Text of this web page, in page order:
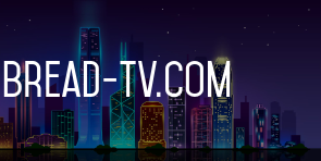
Bread-TV.com